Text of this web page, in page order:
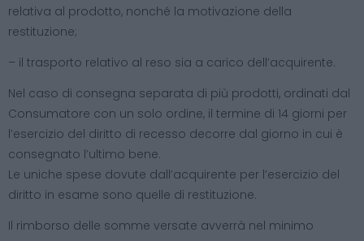
relativa al prodotto, nonché la motivazione della
restituzione;
– il trasporto relativo al reso sia a carico dell’acquirente.
Nel caso di consegna separata di più prodotti, ordinati dal
Consumatore con un solo ordine, il termine di 14 giorni per
l’esercizio del diritto di recesso decorre dal giorno in cui è
consegnato l’ultimo bene.
Le uniche spese dovute dall’acquirente per l’esercizio del
diritto in esame sono quelle di restituzione.
Il rimborso delle somme versate avverrà nel minimo